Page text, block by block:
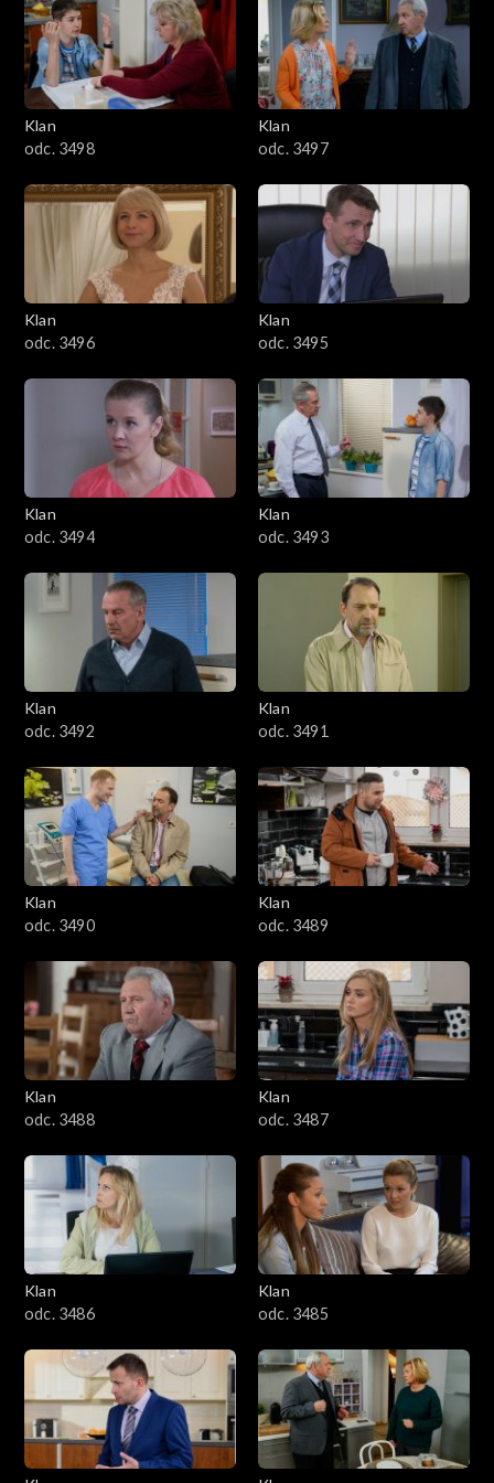
4201–4300
4101–4200
3901–4000
3801–3900
3701–3800
3601–3700
3501–3600
3401–3500
3201–3300
3101–3200
3001–3100
2901–3000
2801–2900
2701–2800
2501–2600
2401–2500
2301–2400
2201–2300
2101–2200
2001–2100
1901–2000
1801–1900
1701–1800
Klan
odc. 3498
Klan
odc. 3497
Klan
odc. 3496
Klan
odc. 3495
Klan
odc. 3494
Klan
odc. 3493
Klan
odc. 3492
Klan
odc. 3491
Klan
odc. 3490
Klan
odc. 3489
Klan
odc. 3488
Klan
odc. 3487
Klan
odc. 3486
Klan
odc. 3485